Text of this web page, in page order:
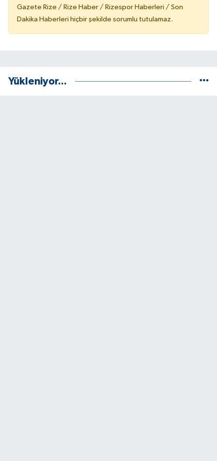
Gazete Rize / Rize Haber / Rizespor Haberleri / Son
Dakika Haberleri hiçbir şekilde sorumlu tutulamaz.
Yükleniyor...